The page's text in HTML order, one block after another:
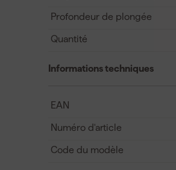
Profondeur de plongée
Quantité
Informations techniques
EAN
Numéro d'article
Code du modèle